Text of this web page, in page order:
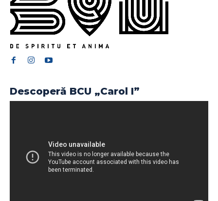
Descoperă BCU „Carol I”